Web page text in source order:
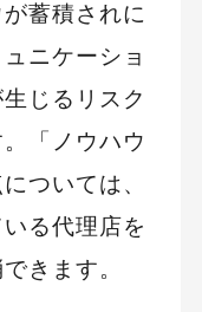
蓄積されに
ニケーショ
じるリスク
「ノウハウ
ついては、
る代理店を
きます。